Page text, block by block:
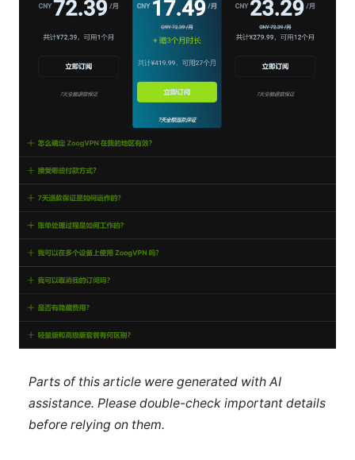
Parts of this article were generated with AI
assistance. Please double-check important details
before relying on them.